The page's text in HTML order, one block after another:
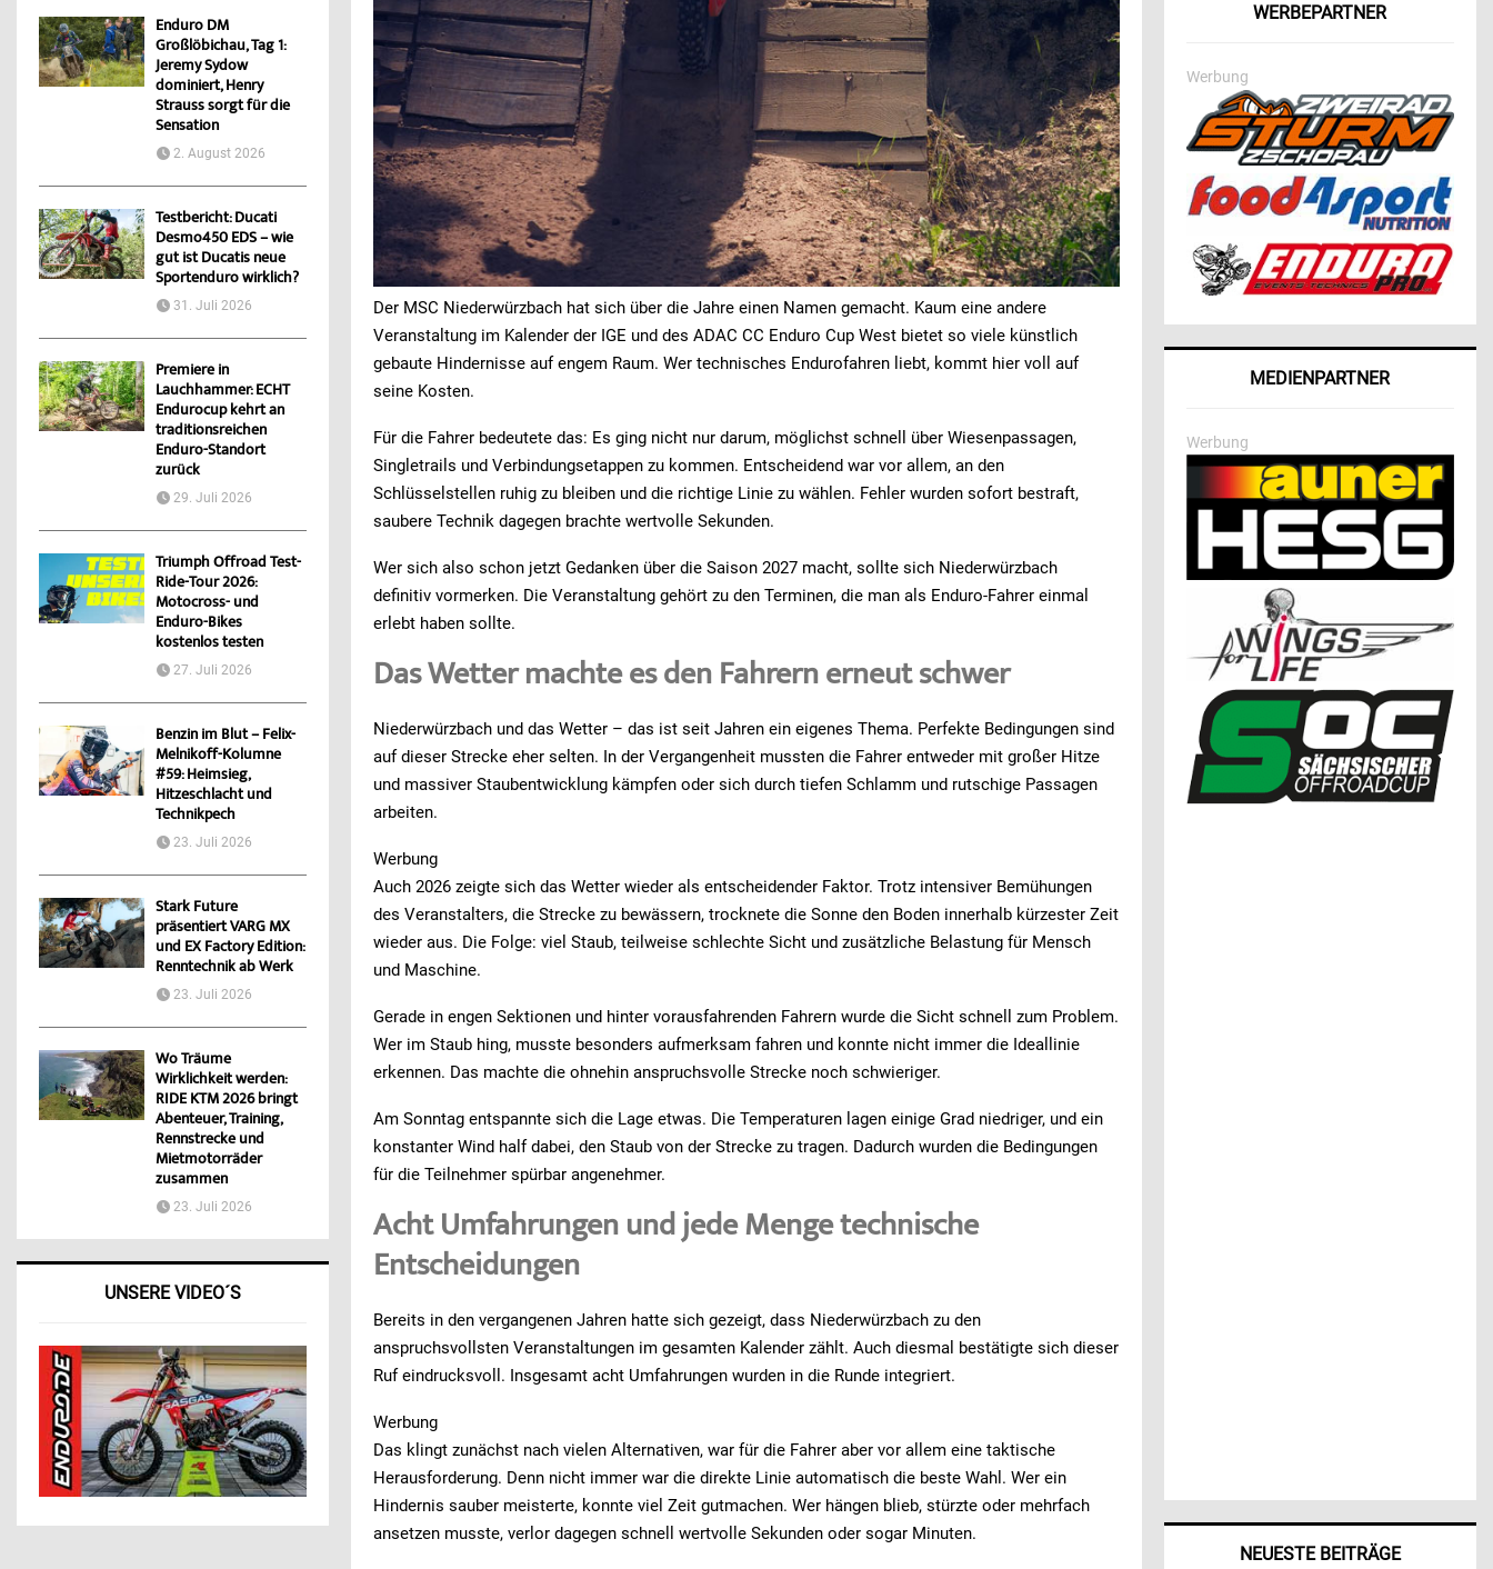
Der MSC Niederwürzbach hat sich über die Jahre einen Namen gemacht. Kaum eine andere
Veranstaltung im Kalender der IGE und des ADAC CC Enduro Cup West bietet so viele künstlich
gebaute Hindernisse auf engem Raum. Wer technisches Endurofahren liebt, kommt hier voll auf
seine Kosten.
Für die Fahrer bedeutete das: Es ging nicht nur darum, möglichst schnell über Wiesenpassagen,
Singletrails und Verbindungsetappen zu kommen. Entscheidend war vor allem, an den
Schlüsselstellen ruhig zu bleiben und die richtige Linie zu wählen. Fehler wurden sofort bestraft,
saubere Technik dagegen brachte wertvolle Sekunden.
Wer sich also schon jetzt Gedanken über die Saison 2027 macht, sollte sich Niederwürzbach
definitiv vormerken. Die Veranstaltung gehört zu den Terminen, die man als Enduro-Fahrer einmal
erlebt haben sollte.
Das Wetter machte es den Fahrern erneut schwer
Niederwürzbach und das Wetter – das ist seit Jahren ein eigenes Thema. Perfekte Bedingungen sind
auf dieser Strecke eher selten. In der Vergangenheit mussten die Fahrer entweder mit großer Hitze
und massiver Staubentwicklung kämpfen oder sich durch tiefen Schlamm und rutschige Passagen
arbeiten.
Werbung
Auch 2026 zeigte sich das Wetter wieder als entscheidender Faktor. Trotz intensiver Bemühungen
des Veranstalters, die Strecke zu bewässern, trocknete die Sonne den Boden innerhalb kürzester Zeit
wieder aus. Die Folge: viel Staub, teilweise schlechte Sicht und zusätzliche Belastung für Mensch
und Maschine.
Gerade in engen Sektionen und hinter vorausfahrenden Fahrern wurde die Sicht schnell zum Problem.
Wer im Staub hing, musste besonders aufmerksam fahren und konnte nicht immer die Ideallinie
erkennen. Das machte die ohnehin anspruchsvolle Strecke noch schwieriger.
Am Sonntag entspannte sich die Lage etwas. Die Temperaturen lagen einige Grad niedriger, und ein
konstanter Wind half dabei, den Staub von der Strecke zu tragen. Dadurch wurden die Bedingungen
für die Teilnehmer spürbar angenehmer.
Acht Umfahrungen und jede Menge technische
Entscheidungen
Bereits in den vergangenen Jahren hatte sich gezeigt, dass Niederwürzbach zu den
anspruchsvollsten Veranstaltungen im gesamten Kalender zählt. Auch diesmal bestätigte sich dieser
Ruf eindrucksvoll. Insgesamt acht Umfahrungen wurden in die Runde integriert.
Werbung
Das klingt zunächst nach vielen Alternativen, war für die Fahrer aber vor allem eine taktische
Herausforderung. Denn nicht immer war die direkte Linie automatisch die beste Wahl. Wer ein
Hindernis sauber meisterte, konnte viel Zeit gutmachen. Wer hängen blieb, stürzte oder mehrfach
ansetzen musste, verlor dagegen schnell wertvolle Sekunden oder sogar Minuten.
Enduro DM
Großlöbichau, Tag 1:
Jeremy Sydow
dominiert, Henry
Strauss sorgt für die
Sensation
2. August 2026
Testbericht: Ducati
Desmo450 EDS – wie
gut ist Ducatis neue
Sportenduro wirklich?
31. Juli 2026
Premiere in
Lauchhammer: ECHT
Endurocup kehrt an
traditionsreichen
Enduro-Standort
zurück
29. Juli 2026
Triumph Offroad Test-
Ride-Tour 2026:
Motocross- und
Enduro-Bikes
kostenlos testen
27. Juli 2026
Benzin im Blut – Felix-
Melnikoff-Kolumne
#59: Heimsieg,
Hitzeschlacht und
Technikpech
23. Juli 2026
Stark Future
präsentiert VARG MX
und EX Factory Edition:
Renntechnik ab Werk
23. Juli 2026
Wo Träume
Wirklichkeit werden:
RIDE KTM 2026 bringt
Abenteuer, Training,
Rennstrecke und
Mietmotorräder
zusammen
23. Juli 2026
UNSERE VIDEO´S
WERBEPARTNER
Werbung
MEDIENPARTNER
Werbung
NEUESTE BEITRÄGE